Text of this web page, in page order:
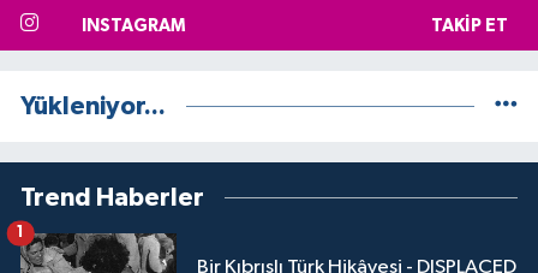
INSTAGRAM TAKIP ET
Yükleniyor...
Trend Haberler
Bir Kıbrıslı Türk Hikâyesi - DISPLACED
1